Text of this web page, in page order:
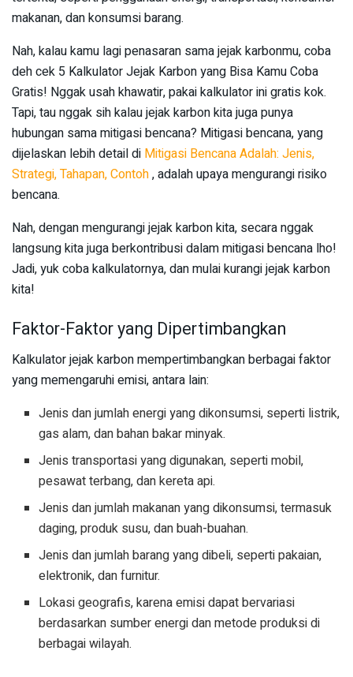
makanan, dan konsumsi barang.
Nah, kalau kamu lagi penasaran sama jejak karbonmu, coba
deh cek 5 Kalkulator Jejak Karbon yang Bisa Kamu Coba
Gratis! Nggak usah khawatir, pakai kalkulator ini gratis kok.
Tapi, tau nggak sih kalau jejak karbon kita juga punya
hubungan sama mitigasi bencana? Mitigasi bencana, yang
dijelaskan lebih detail di Mitigasi Bencana Adalah: Jenis,
Strategi, Tahapan, Contoh, adalah upaya mengurangi risiko
bencana.
Nah, dengan mengurangi jejak karbon kita, secara nggak
langsung kita juga berkontribusi dalam mitigasi bencana lho!
Jadi, yuk coba kalkulatornya, dan mulai kurangi jejak karbon
kita!
Faktor-Faktor yang Dipertimbangkan
Kalkulator jejak karbon mempertimbangkan berbagai faktor
yang memengaruhi emisi, antara lain:
Jenis dan jumlah energi yang dikonsumsi, seperti listrik,
gas alam, dan bahan bakar minyak.
Jenis transportasi yang digunakan, seperti mobil,
pesawat terbang, dan kereta api.
Jenis dan jumlah makanan yang dikonsumsi, termasuk
daging, produk susu, dan buah-buahan.
Jenis dan jumlah barang yang dibeli, seperti pakaian,
elektronik, dan furnitur.
Lokasi geografis, karena emisi dapat bervariasi
berdasarkan sumber energi dan metode produksi di
berbagai wilayah.